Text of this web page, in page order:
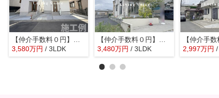
【仲介手数料０円】綾瀬市早川第1期 新築一戸建て 全2棟
3,580万円 / 3LDK
【仲介手数料０円】綾瀬市深谷中6丁目 中古一戸建て
3,480万円 / 3LDK 2,997万円